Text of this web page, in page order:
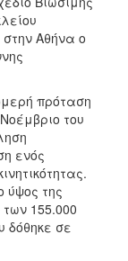
Αθήνα ο
πρόταση
του
ενός
ύψος της
155.000
δόθηκε σε